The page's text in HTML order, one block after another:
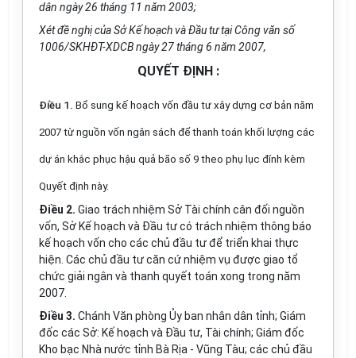
dân ngày 26 tháng 11 năm 2003;
Xét đề nghị của Sở Kế hoạch và Đầu tư tại Công văn số
1006/SKHĐT-XDCB ngày 27 tháng 6 năm 2007,
QUYẾT ĐỊNH :
Điều 1. Bổ sung kế hoạch vốn đầu tư xây dựng cơ bản năm
2007 từ nguồn vốn ngân sách để thanh toán khối lượng các
dự án khắc phục hậu quả bão số 9 theo phụ lục đính kèm
Quyết định này.
Điều 2. Giao trách nhiệm Sở Tài chính cân đối nguồn
vốn, Sở Kế hoạch và Đầu tư có trách nhiệm thông báo
kế hoạch vốn cho các chủ đầu tư để triển khai thực
hiện. Các chủ đầu tư căn cứ nhiệm vụ được giao tổ
chức giải ngân và thanh quyết toán xong trong năm
2007.
Điều 3. Chánh Văn phòng Ủy ban nhân dân tỉnh; Giám
đốc các Sở: Kế hoạch và Đầu tư, Tài chính; Giám đốc
Kho bạc Nhà nước tỉnh Bà Rịa - Vũng Tàu; các chủ đầu